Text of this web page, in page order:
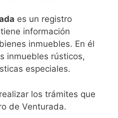
es un registro
información
inmuebles. En él
inmuebles rústicos,
especiales.
los trámites que
de Venturada.